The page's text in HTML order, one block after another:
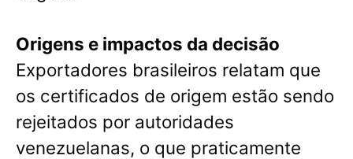
Origens e impactos da decisão
Exportadores brasileiros relatam que
os certificados de origem estão sendo
rejeitados por autoridades
venezuelanas, o que praticamente